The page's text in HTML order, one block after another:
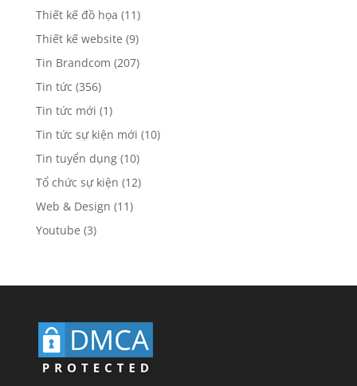
Thiết kế đồ họa (11)
Thiết kế website (9)
Tin Brandcom (207)
Tin tức (356)
Tin tức mới (1)
Tin tức sự kiện mới (10)
Tin tuyển dụng(10)
Tổ chức sự kiện (12)
Web & Design (11)
Youtube (3)